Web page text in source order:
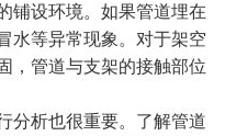
铺设环境。如果管道埋在
水等异常现象。对于架空
，管道与支架的接触部位
分析也很重要。了解管道